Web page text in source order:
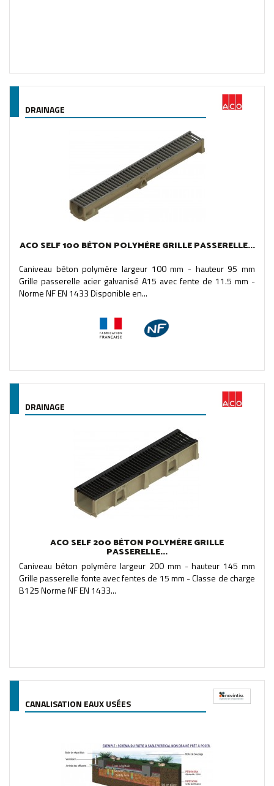
DRAINAGE
ACO SELF 100 BÉTON POLYMÈRE GRILLE PASSERELLE...
Caniveau béton polymère largeur 100 mm - hauteur 95 mm
Grille passerelle acier galvanisé A15 avec fente de 11.5 mm -
Norme NF EN 1433 Disponible en...
DRAINAGE
ACO SELF 200 BÉTON POLYMÈRE GRILLE
PASSERELLE...
Caniveau béton polymère largeur 200 mm - hauteur 145 mm
Grille passerelle fonte avec fentes de 15 mm - Classe de charge
B125 Norme NF EN 1433...
CANALISATION EAUX USÉES